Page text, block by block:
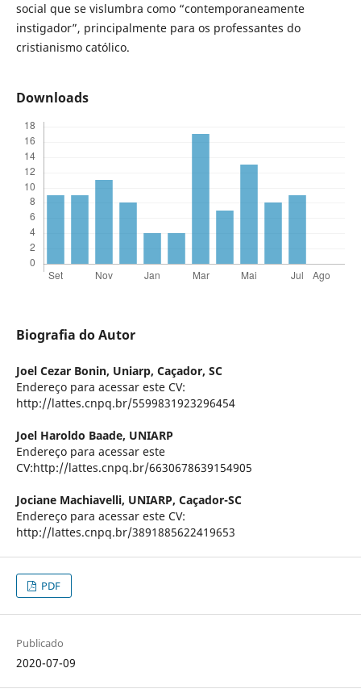
social que se vislumbra como “contemporaneamente
instigador”, principalmente para os professantes do
cristianismo católico.
Downloads
Biografia do Autor
Joel Cezar Bonin, Uniarp, Caçador, SC
Endereço para acessar este CV:
http://lattes.cnpq.br/5599831923296454
Joel Haroldo Baade, UNIARP
Endereço para acessar este
CV:http://lattes.cnpq.br/6630678639154905
Jociane Machiavelli, UNIARP, Caçador-SC
Endereço para acessar este CV:
http://lattes.cnpq.br/3891885622419653
PDF
Publicado
2020-07-09